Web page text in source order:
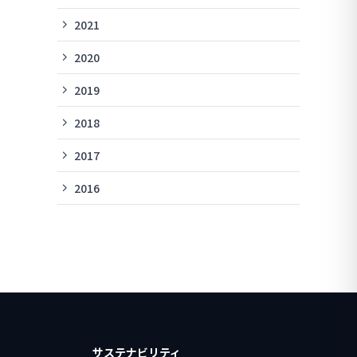
2021
2020
2019
2018
2017
2016
サステナビリティ